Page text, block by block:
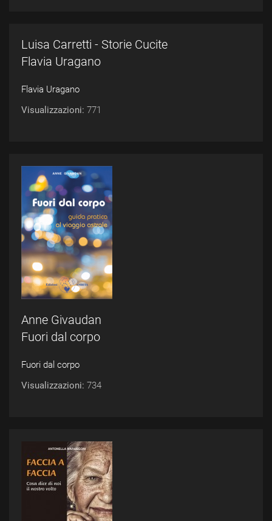
Luisa Carretti - Storie Cucite
Flavia Uragano
Flavia Uragano
Visualizzazioni: 771
Anne Givaudan
Fuori dal corpo
Fuori dal corpo
Visualizzazioni: 734